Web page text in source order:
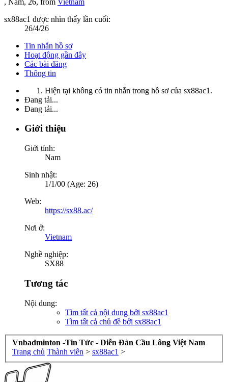
sx88ac1 được nhìn thấy lần cuối:
26/4/26
Tin nhắn hồ sơ
Hoạt động gần đây
Các bài đăng
Thông tin
Hiện tại không có tin nhắn trong hồ sơ của sx88ac1.
Đang tải...
Đang tải...
Giới thiệu
Giới tính:
Nam
Sinh nhật:
1/1/00 (Age: 26)
Web:
https://sx88.ac/
Nơi ở:
Vietnam
Nghề nghiệp:
SX88
Tương tác
Nội dung:
Tìm tất cả nội dung bởi sx88ac1
Tìm tất cả chủ đề bởi sx88ac1
Vnbadminton -Tin Tức - Diễn Đàn Cầu Lông Việt Nam
Trang chủ Thành viên > sx88ac1 >